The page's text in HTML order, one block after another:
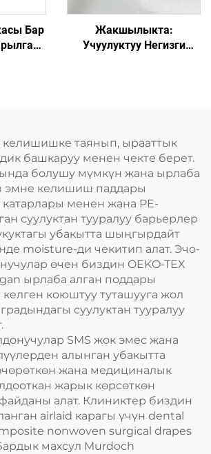
Бар
Жакшылыкта:
Учуулуктуу Негизги
Үчүн
таянып, ырааттык
башкаруу менен чекте берет.
болушу мүмкүн жана ырлаба
эмне келишиш паддары
менен жана PE-
суулуктан тууралуу барьерлер
убакытта шыңгырдайт
moisture-ди чекитип алат. Эчо-
өчен биздин OEKO-TEX
ырлаба алган поддары
келген коюштуу туташууга жол
суулуктан тууралуу
SMS жок эмес жана
алынган убакытта
жана медициналык
жарык көрсөткөн
алат. Клиниктер биздин
airlaid карагы үчүн dental
nonwoven surgical drapes
махсул Murdoch